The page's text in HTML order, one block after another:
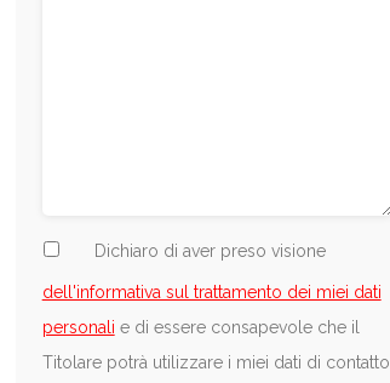
Dichiaro di aver preso visione
dell'informativa sul trattamento dei miei dati
personali e di essere consapevole che il
Titolare potrà utilizzare i miei dati di contatto